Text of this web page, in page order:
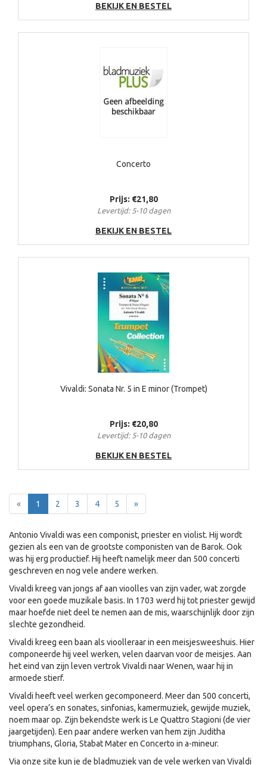
BEKIJK EN BESTEL
Concerto
Prijs: €21,80
Levertijd: 5-10 dagen
BEKIJK EN BESTEL
Vivaldi: Sonata Nr. 5 in E minor (Trompet)
Prijs: €20,80
Levertijd: 5-10 dagen
BEKIJK EN BESTEL
« Terug1 2 3 4 5 »Voor
Antonio Vivaldi was een componist, priester en violist. Hij wordt
gezien als een van de grootste componisten van de Barok. Ook
was hij erg productief. Hij heeft namelijk meer dan 500 concerti
geschreven en nog vele andere werken.
Vivaldi kreeg van jongs af aan vioolles van zijn vader, wat zorgde
voor een goede muzikale basis. In 1703 werd hij tot priester gewijd
maar hoefde niet deel te nemen aan de mis, waarschijnlijk door zijn
slechte gezondheid.
Vivaldi kreeg een baan als vioolleraar in een meisjesweeshuis. Hier
componeerde hij veel werken, velen daarvan voor de meisjes. Aan
het eind van zijn leven vertrok Vivaldi naar Wenen, waar hij in
armoede stierf.
Vivaldi heeft veel werken gecomponeerd. Meer dan 500 concerti,
veel opera’s en sonates, sinfonias, kamermuziek, gewijde muziek,
noem maar op. Zijn bekendste werk is Le Quattro Stagioni (de vier
jaargetijden). Een paar andere werken van hem zijn Juditha
triumphans, Gloria, Stabat Mater en Concerto in a-mineur.
Via onze site kun je de bladmuziek van de vele werken van Vivaldi